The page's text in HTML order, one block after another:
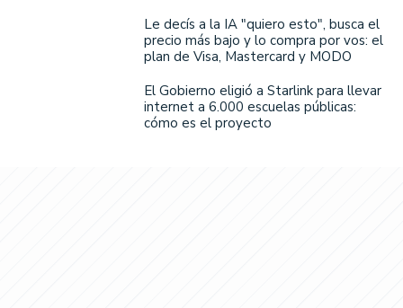
Le decís a la IA "quiero esto", busca el
precio más bajo y lo compra por vos: el
plan de Visa, Mastercard y MODO
El Gobierno eligió a Starlink para llevar
internet a 6.000 escuelas públicas:
cómo es el proyecto